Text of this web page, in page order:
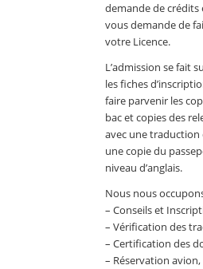
demande de crédits
vous demande de
votre Licence.
L’admission se fait
les fiches
faire parvenir les
bac et copies des
avec une traduction
une copie du
niveau d’anglais.
Nous nous
– Conseils et
– Vérification des
– Certification des
– Réservation